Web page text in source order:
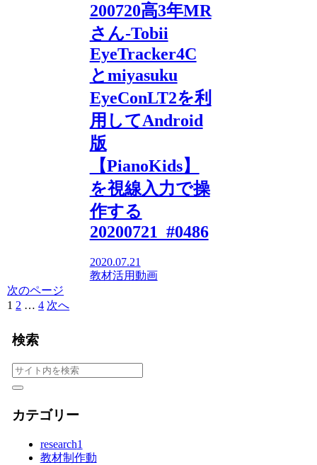
200720高3年MR
さん-Tobii
EyeTracker4C
とmiyasuku
EyeConLT2を利
用してAndroid
版
【PianoKids】
を視線入力で操
作する
20200721_#0486
2020.07.21
教材活用動画
次のページ
1 2 … 4 次へ
検索
カテゴリー
research1
教材制作動